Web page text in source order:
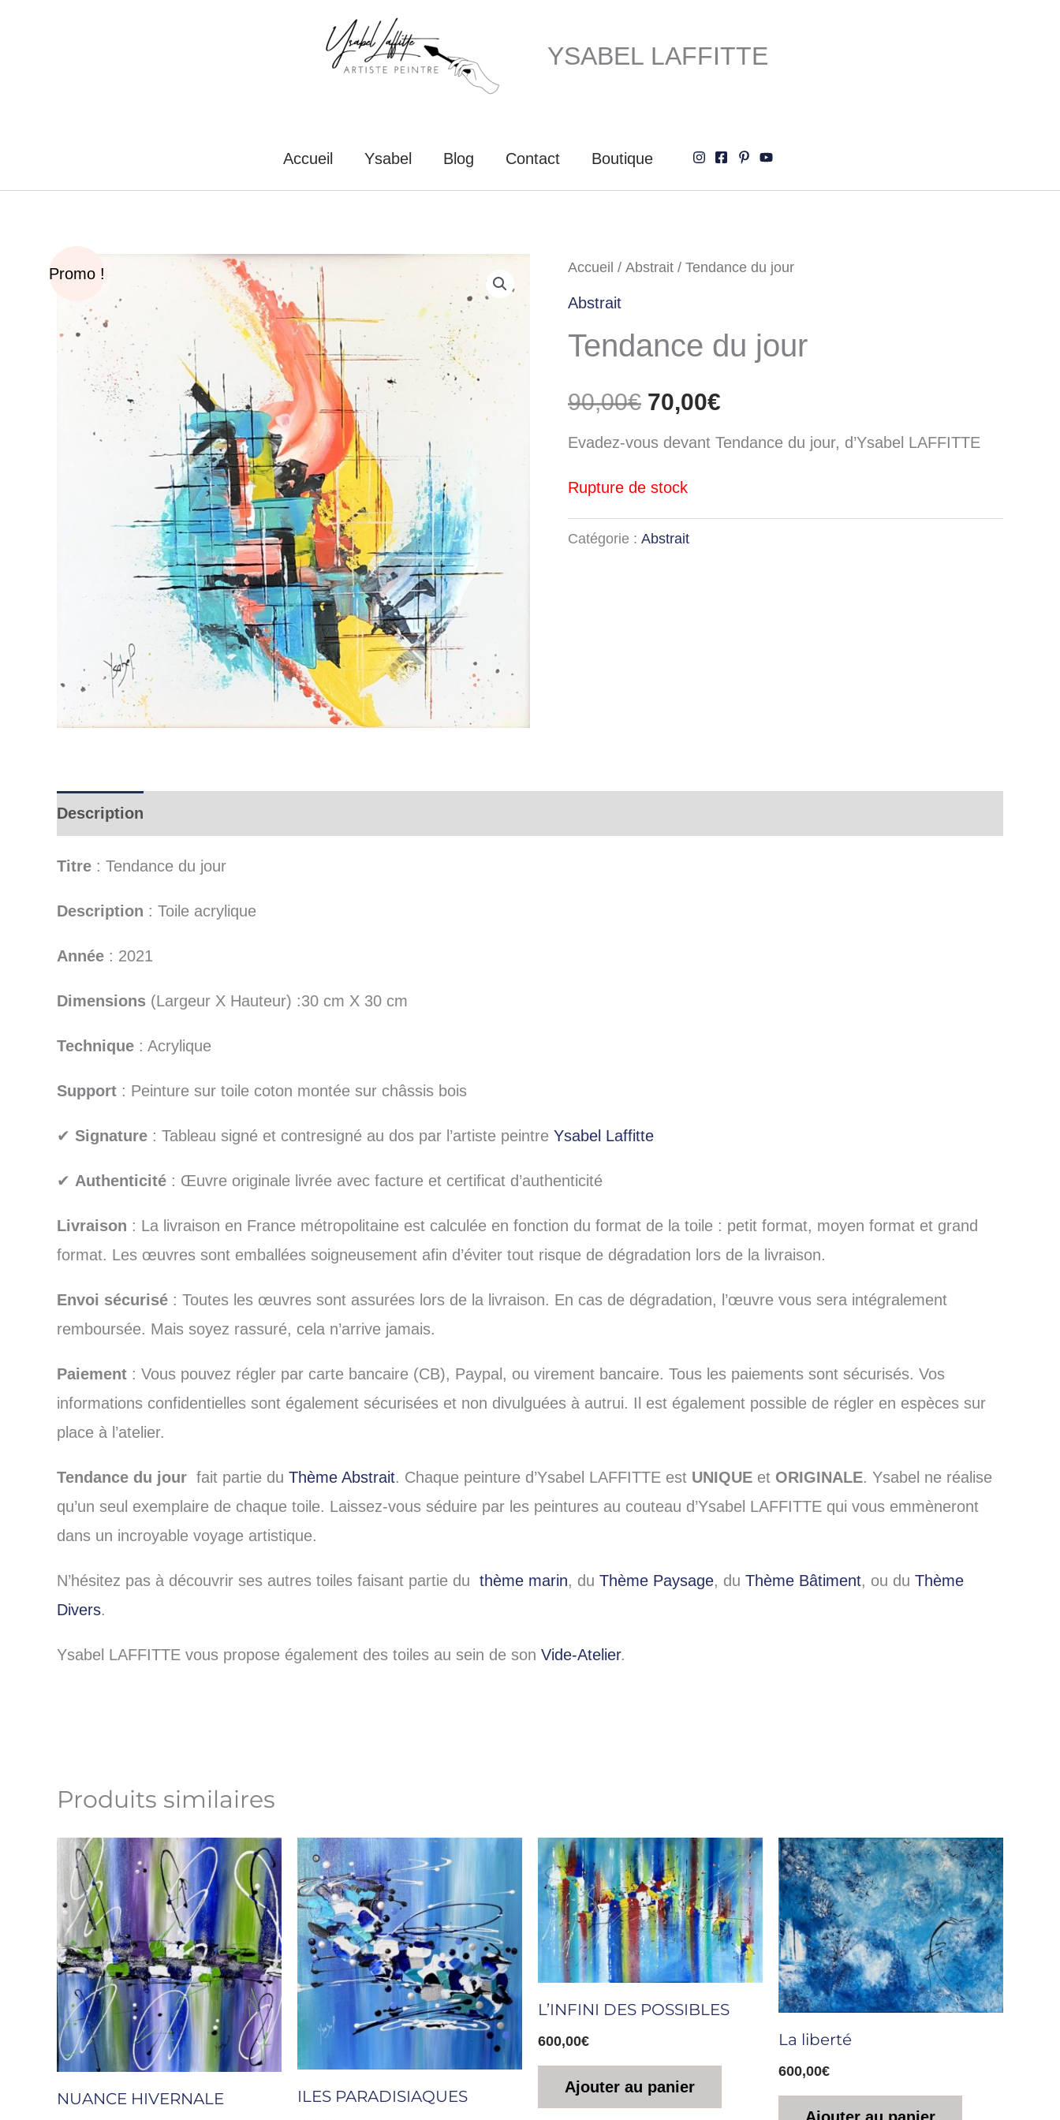
YSABEL LAFFITTE
Accueil Ysabel Blog Contact Boutique
Promo ! Accueil / Abstrait / Tendance du jour
Abstrait
Tendance du jour
90,00€
Le
initial
était :
90,00€.
70,00€
Le
actuel
70,00€.
Evadez-vous devant Tendance du jour, d’Ysabel LAFFITTE
Rupture de stock
Catégorie : Abstrait
Description
Titre : Tendance du jour
Description : Toile acrylique
Année : 2021
Dimensions (Largeur X Hauteur) :30 cm X 30 cm
Technique : Acrylique
Support : Peinture sur toile coton montée sur châssis bois
✔ Signature : Tableau signé et contresigné au dos par l’artiste peintre Ysabel Laffitte
✔ Authenticité : Œuvre originale livrée avec facture et certificat d’authenticité
Livraison : La livraison en France métropolitaine est calculée en fonction du format de la toile : petit format, moyen format et grand
format. Les œuvres sont emballées soigneusement afin d’éviter tout risque de dégradation lors de la livraison.
Envoi sécurisé : Toutes les œuvres sont assurées lors de la livraison. En cas de dégradation, l’œuvre vous sera intégralement
remboursée. Mais soyez rassuré, cela n’arrive jamais.
Paiement : Vous pouvez régler par carte bancaire (CB), Paypal, ou virement bancaire. Tous les paiements sont sécurisés. Vos
informations confidentielles sont également sécurisées et non divulguées à autrui. Il est également possible de régler en espèces sur
place à l’atelier.
Tendance du jour fait partie du Thème Abstrait. Chaque peinture d’Ysabel LAFFITTE est UNIQUE et ORIGINALE. Ysabel ne réalise
qu’un seul exemplaire de chaque toile. Laissez-vous séduire par les peintures au couteau d’Ysabel LAFFITTE qui vous emmèneront
dans un incroyable voyage artistique.
N’hésitez pas à découvrir ses autres toiles faisant partie du thème marin, du Thème Paysage, du Thème Bâtiment, ou du Thème
Divers.
Ysabel LAFFITTE vous propose également des toiles au sein de son Vide-Atelier.
Produits similaires
NUANCE HIVERNALE ILES PARADISIAQUES
L’INFINI DES POSSIBLES
600,00€
Ajouter au panier
La liberté
600,00€
Ajouter au panier